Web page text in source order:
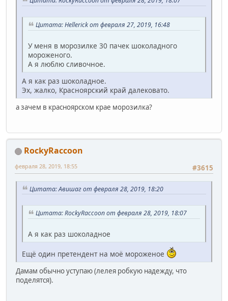
Цитата: Hellerick от февраля 27, 2019, 16:48
У меня в морозилке 30 пачек шоколадного
мороженого.
А я люблю сливочное.
А я как раз шоколадное.
Эх, жалко, Красноярский край далековато.
а зачем в красноярском крае морозилка?
RockyRaccoon
#3615
февраля 28, 2019, 18:55
Цитата: Авишаг от февраля 28, 2019, 18:20
Цитата: RockyRaccoon от февраля 28, 2019, 18:07
А я как раз шоколадное
Ещё один претендент на моё мороженое
Дамам обычно уступаю (лелея робкую надежду, что
поделятся).